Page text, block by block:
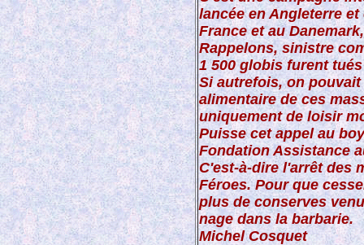
lancée en Angleterre
France et au
Rappelons, sinistre
1 500 globis furent
Si autrefois, on
alimentaire de ces
uniquement de loisir
Puisse cet appel au
Fondation Assistance
C'est-à-dire l'arrêt des
Féroes. Pour que
plus de conserves
nage dans la barbarie.
Michel Cosquet